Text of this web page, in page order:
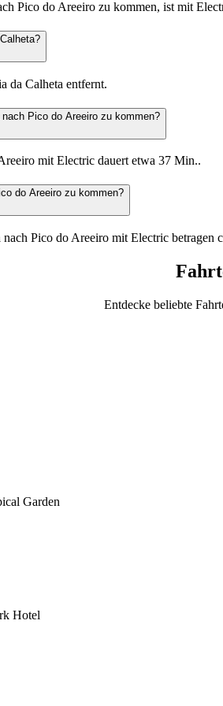
Pico do Areeiro zu kommen, ist mit
da Calheta entfernt.
Pico do Areeiro zu kommen?
mit Electric dauert etwa 37 Min..
do Areeiro zu kommen?
Pico do Areeiro mit Electric betragen
Entdecke beliebte
Garden
Hotel